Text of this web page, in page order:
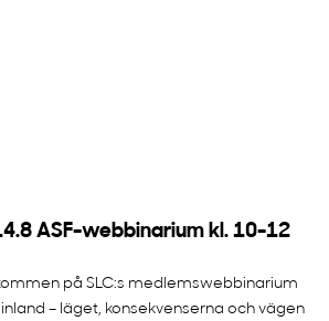
ASF-webbinarium kl. 10-12
på SLC:s medlemswebbinarium
– läget, konsekvenserna och vägen